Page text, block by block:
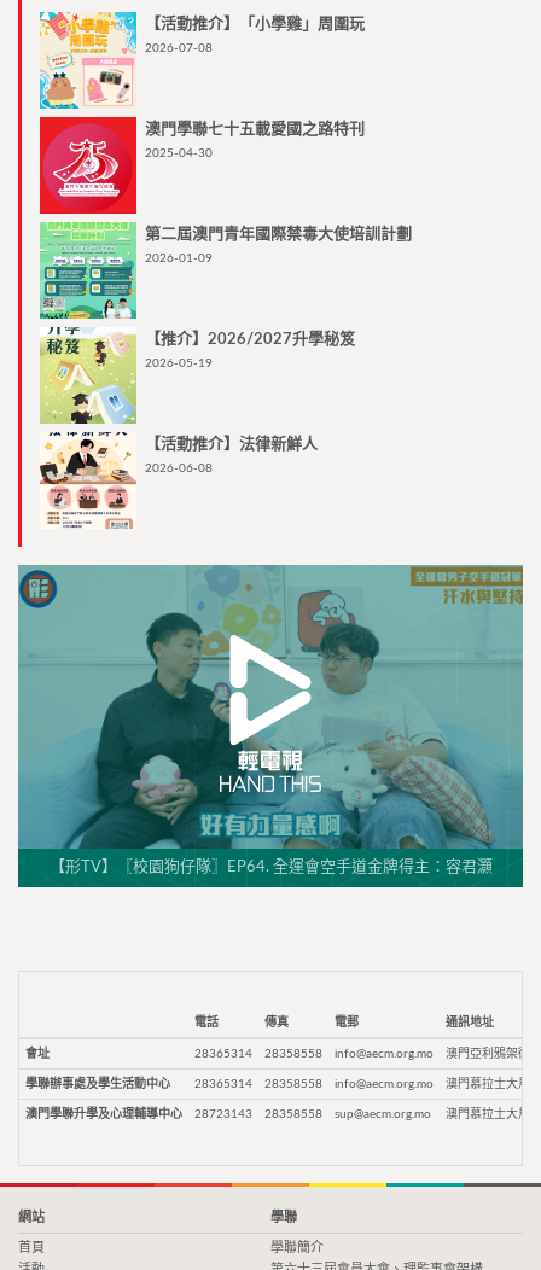
【活動推介】「小學雞」周圍玩
2026-07-08
澳門學聯七十五載愛國之路特刊
2025-04-30
第二屆澳門青年國際禁毒大使培訓計劃
2026-01-09
【推介】2026/2027升學秘笈
2026-05-19
【活動推介】法律新鮮人
2026-06-08
【形TV】〖校園狗仔隊〗EP64. 全運會空手道金牌得主：容君灝
電話 傳真 電郵 通訊地址
會址 28365314 28358558 info@aecm.org.mo 澳門亞利鴉架街9
學聯辦事處及學生活動中心 28365314 28358558 info@aecm.org.mo 澳門慕拉士大馬
澳門學聯升學及心理輔導中心 28723143 28358558 sup@aecm.org.mo 澳門慕拉士大馬
網站
首頁
學聯
學聯簡介